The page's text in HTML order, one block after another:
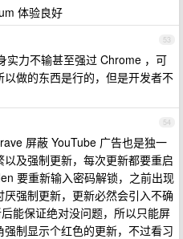
体验良好
53
实力不输甚至强过 Chrome ，可
做的东西是行的，但是开发者不
54
屏蔽 YouTube 广告也是独一
及强制更新，每次更新都要重启
要重新输入密码解锁，之前出现
强制更新，更新必然会引入不确
能保证绝对没问题，所以只能屏
制显示个红色的更新，不过看习